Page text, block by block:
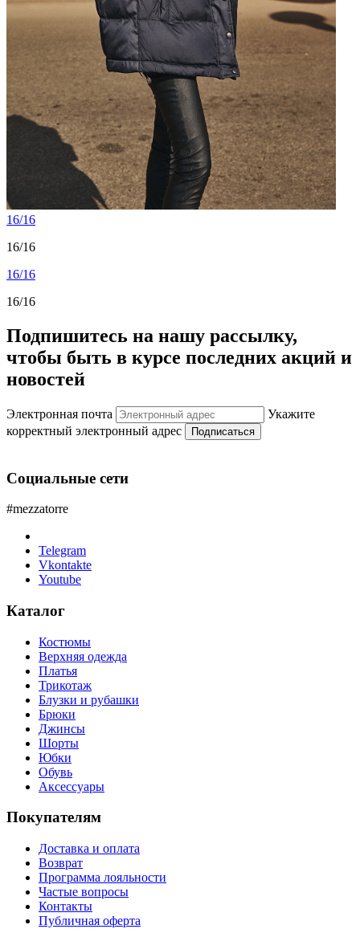
16/16
16/16
16/16
16/16
Подпишитесь на нашу рассылку,
чтобы быть в курсе последних акций и
новостей
Электронная почта
Укажите
корректный электронный адрес
Подписаться
Социальные сети
#mezzatorre
Telegram
Vkontakte
Youtube
Каталог
Костюмы
Верхняя одежда
Платья
Трикотаж
Блузки и рубашки
Брюки
Джинсы
Шорты
Юбки
Обувь
Аксессуары
Покупателям
Доставка и оплата
Возврат
Программа лояльности
Частые вопросы
Контакты
Публичная оферта